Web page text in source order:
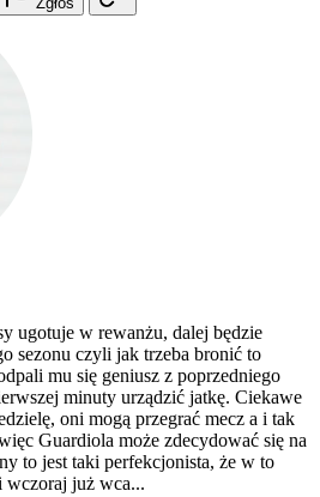
ugotuje w rewanżu, dalej będzie
sezonu czyli jak trzeba bronić to
mu się geniusz z poprzedniego
minuty urządzić jatkę. Ciekawe
oni mogą przegrać mecz a i tak
Guardiola może zdecydować się na
to jest taki perfekcjonista, że w to
wczoraj już wca...